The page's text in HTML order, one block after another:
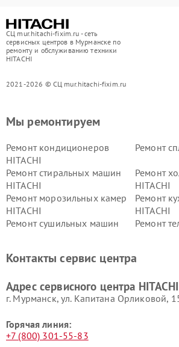
СЦ mur.hitachi-fixim.ru - сеть
сервисных центров в Мурманске по
ремонту и обслуживанию техники
HITACHI
2021-2026 © СЦ mur.hitachi-fixim.ru
Мы ремонтируем
Ремонт кондиционеров
HITACHI
Ремонт
Ремонт стиральных машин
HITACHI
Ремонт
HITACHI
Ремонт морозильных камер
HITACHI
Ремонт
HITACHI
Ремонт сушильных машин
Ремонт
данных HITACHI
HITACHI
HITACHI
HITACHI
Контакты сервис центра
Адрес сервисного центра
г. Мурманск, ул. Капитана Орликовой,
Горячая линия:
+7 (800) 301-55-83